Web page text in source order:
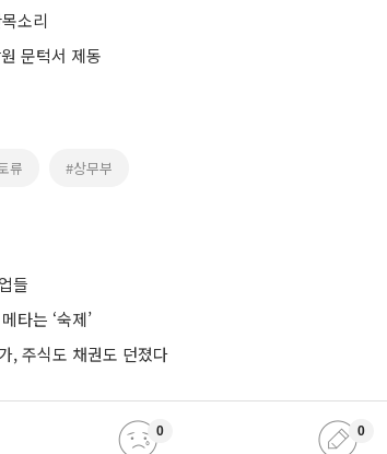
소리
문턱서 제동
류 #상무부
들
타는 ‘숙제’
, 주식도 채권도 던졌다
0 0